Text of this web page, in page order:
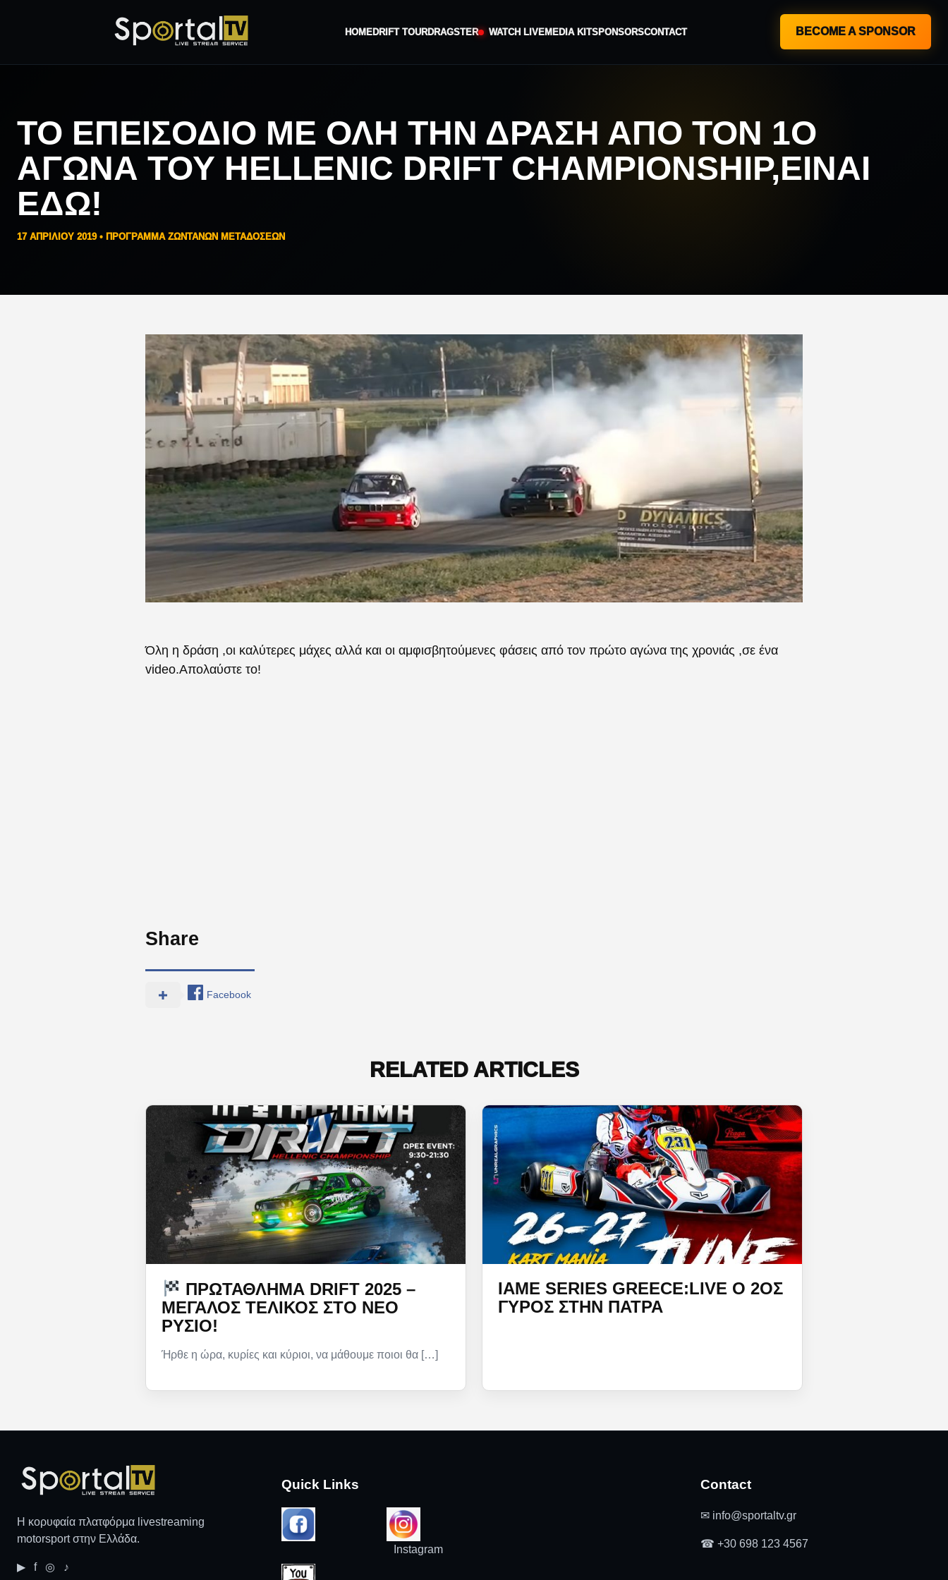
HOME DRIFT TOURDRAGSTER WATCH LIVE MEDIA KITSPONSORSCONTACT BECOME A SPONSOR
ΤΟ ΕΠΕΙΣΌΔΙΟ ΜΕ ΌΛΗ ΤΗΝ ΔΡΆΣΗ ΑΠΌ ΤΟΝ 1Ο
ΑΓΏΝΑ ΤΟΥ HELLENIC DRIFT CHAMPIONSHIP,ΕΊΝΑΙ
ΕΔΏ!
17 ΑΠΡΙΛΊΟΥ 2019 • ΠΡΟΓΡΑΜΜΑ ΖΩΝΤΑΝΩΝ ΜΕΤΑΔΟΣΕΩΝ
Όλη η δράση ,οι καλύτερες μάχες αλλά και οι αμφισβητούμενες φάσεις από τον πρώτο αγώνα της χρονιάς ,σε ένα
video.Απολαύστε το!
Share
Facebook
RELATED ARTICLES
ΠΡΩΤΆΘΛΗΜΑ DRIFT 2025 –
ΜΕΓΆΛΟΣ ΤΕΛΙΚΌΣ ΣΤΟ ΝΈΟ
ΡΎΣΙΟ!
Ήρθε η ώρα, κυρίες και κύριοι, να μάθουμε ποιοι θα […]
IAME SERIES GREECE:LIVE O 2ΟΣ
ΓΎΡΟΣ ΣΤΗΝ ΠΆΤΡΑ
Η κορυφαία πλατφόρμα livestreaming
motorsport στην Ελλάδα.
▶ f ◎ ♪
Quick Links
Instagram
Contact
✉ info@sportaltv.gr
☎ +30 698 123 4567